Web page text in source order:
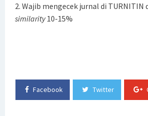
YUDISIUM DAN PELEPASAN ALUMI
KULIAH UMUM JURUSAN
2. Wajib mengecek jurnal di
similarity10-15%
Facebook Twitter